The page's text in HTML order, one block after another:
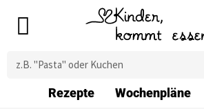
Main
Suche
Rezepte Wochenpläne